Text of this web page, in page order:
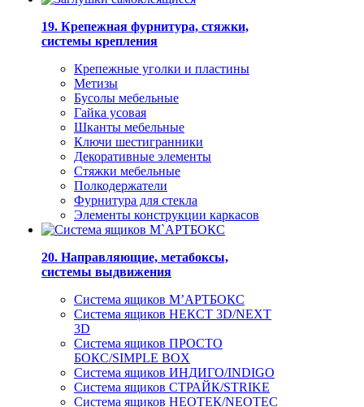
19. Крепежная фурнитура, стяжки,
системы крепления
Крепежные уголки и пластины
Метизы
Бусолы мебельные
Гайка усовая
Шканты мебельные
Ключи шестигранники
Декоративные элементы
Стяжки мебельные
Полкодержатели
Фурнитура для стекла
Элементы конструкции каркасов
20. Направляющие, метабоксы,
системы выдвижения
Система ящиков М’АРТБОКС
Система ящиков НЕКСТ 3D/NEXT
3D
Система ящиков ПРОСТО
БОКС/SIMPLE BOX
Система ящиков ИНДИГО/INDIGO
Система ящиков СТРАЙК/STRIKE
Система ящиков НЕОТЕК/NEOTEC